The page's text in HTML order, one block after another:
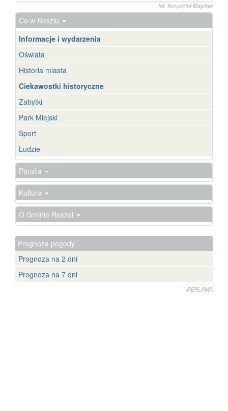
fot. Krzysztof Majcher
Co w Reszlu
Informacje i wydarzenia
Oświata
Historia miasta
Ciekawostki historyczne
Zabytki
Park Miejski
Sport
Ludzie
Parafia
Kultura
O Gminie Reszel
Prognoza pogody
Prognoza na 2 dni
Prognoza na 7 dni
REKLAMA